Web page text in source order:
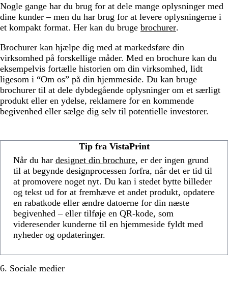
Nogle gange har du brug for at dele mange oplysninger med
dine kunder – men du har brug for at levere oplysningerne i
et kompakt format. Her kan du bruge brochurer.
Brochurer kan hjælpe dig med at markedsføre din
virksomhed på forskellige måder. Med en brochure kan du
eksempelvis fortælle historien om din virksomhed, lidt
ligesom i “Om os” på din hjemmeside. Du kan bruge
brochurer til at dele dybdegående oplysninger om et særligt
produkt eller en ydelse, reklamere for en kommende
begivenhed eller sælge dig selv til potentielle investorer.
Tip fra VistaPrint
Når du har designet din brochure, er der ingen grund
til at begynde designprocessen forfra, når det er tid til
at promovere noget nyt. Du kan i stedet bytte billeder
og tekst ud for at fremhæve et andet produkt, opdatere
en rabatkode eller ændre datoerne for din næste
begivenhed – eller tilføje en QR-kode, som
videresender kunderne til en hjemmeside fyldt med
nyheder og opdateringer.
6. Sociale medier